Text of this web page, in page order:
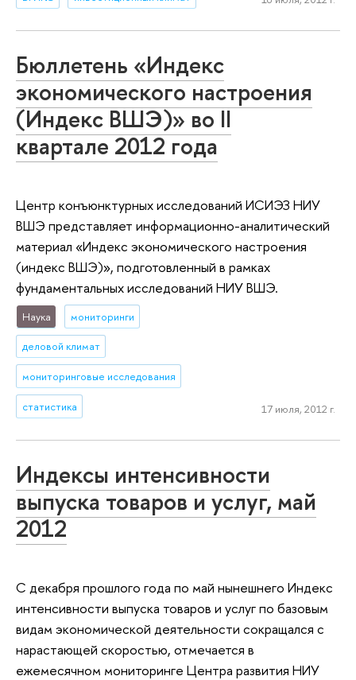
Бюллетень «Индекс
экономического настроения
(Индекс ВШЭ)» во II
квартале 2012 года
Центр конъюнктурных исследований ИСИЭЗ НИУ
ВШЭ представляет информационно-аналитический
материал «Индекс экономического настроения
(индекс ВШЭ)», подготовленный в рамках
фундаментальных исследований НИУ ВШЭ.
Наука мониторинги
деловой климат
мониторинговые исследования
статистика 17 июля, 2012 г.
Индексы интенсивности
выпуска товаров и услуг, май
2012
С декабря прошлого года по май нынешнего Индекс
интенсивности выпуска товаров и услуг по базовым
видам экономической деятельности сокращался с
нарастающей скоростью, отмечается в
ежемесячном мониторинге Центра развития НИУ